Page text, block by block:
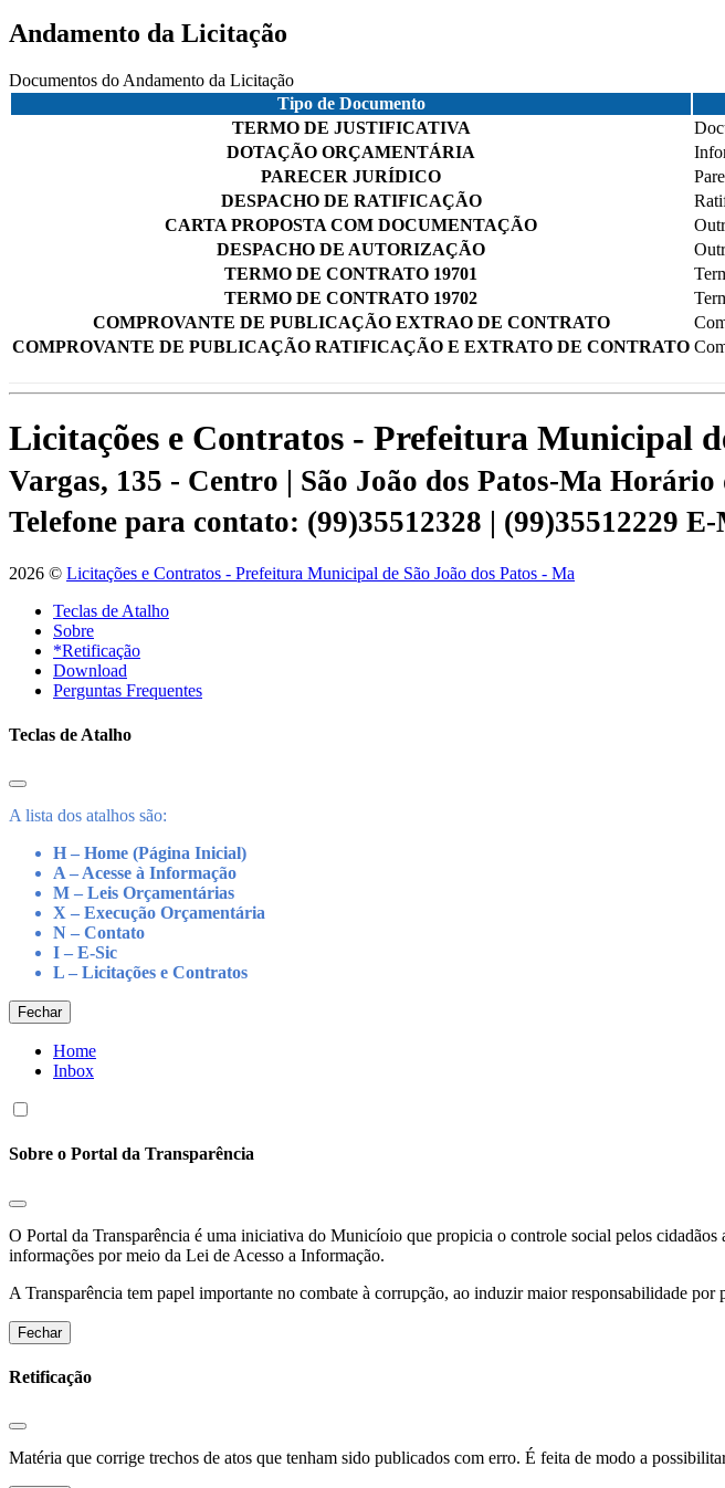
Andamento da Licitação
Documentos do Andamento da Licitação
Tipo de Documento
TERMO DE JUSTIFICATIVA
DOTAÇÃO ORÇAMENTÁRIA
PARECER JURÍDICO
DESPACHO DE RATIFICAÇÃO
CARTA PROPOSTA COM DOCUMENTAÇÃO
DESPACHO DE AUTORIZAÇÃO
TERMO DE CONTRATO 19701
TERMO DE CONTRATO 19702
COMPROVANTE DE PUBLICAÇÃO EXTRAO DE CONTRATO
COMPROVANTE DE PUBLICAÇÃO RATIFICAÇÃO E EXTRATO DE CONTRATO
Licitações e Contratos - Prefeitura Municipal
Vargas, 135 - Centro | São João dos Patos-Ma Horário
Telefone para contato: (99)35512328 | (99)35512229 E-
2026 © Licitações e Contratos - Prefeitura Municipal de São João dos Patos - Ma
Teclas de Atalho
Sobre
*Retificação
Download
Perguntas Frequentes
Teclas de Atalho
A lista dos atalhos são:
H – Home (Página Inicial)
A – Acesse à Informação
M – Leis Orçamentárias
X – Execução Orçamentária
N – Contato
I – E-Sic
L – Licitações e Contratos
Fechar
Home
Inbox
Sobre o Portal da Transparência
O Portal da Transparência é uma iniciativa do Municíoio que propicia o controle social pelos
informações por meio da Lei de Acesso a Informação.
A Transparência tem papel importante no combate à corrupção, ao induzir maior responsabilidade
Fechar
Retificação
Matéria que corrige trechos de atos que tenham sido publicados com erro. É feita de modo a